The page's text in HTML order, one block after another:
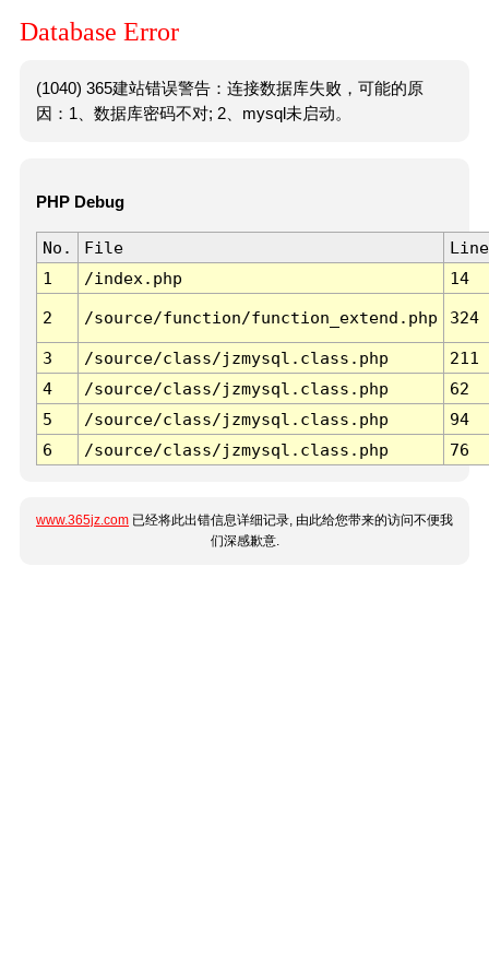
Database Error
(1040) 365建站错误警告：连接数据库失败，可能的原
因：1、数据库密码不对; 2、mysql未启动。
PHP Debug
No. File
Line
1
/index.php 14
2 /source/function/function_extend.php 324
3 /source/class/jzmysql.class.php
211
4
/source/class/jzmysql.class.php
62
5
/source/class/jzmysql.class.php
94
6
/source/class/jzmysql.class.php 76
www.365jz.com 已经将此出错信息详细记录, 由此给您带来的访问不便我
们深感歉意.